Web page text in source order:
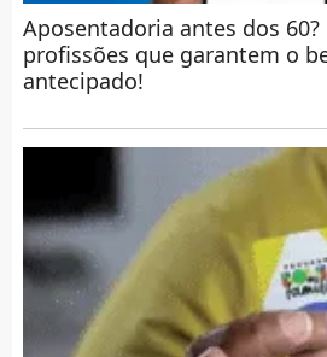
Aposentadoria antes dos 60?
profissões que garantem o
antecipado!